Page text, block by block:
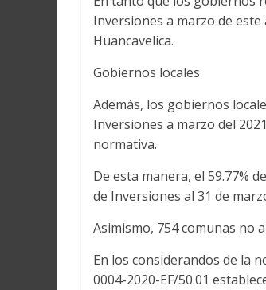
Inversiones a marzo de
Huancavelica.
Gobiernos locales
Además, los gobiernos
Inversiones a marzo del
normativa.
De esta manera, el 59.77%
de Inversiones al 31 de
Asimismo, 754 comunas no
En los considerandos de la
0004-2020-EF/50.01